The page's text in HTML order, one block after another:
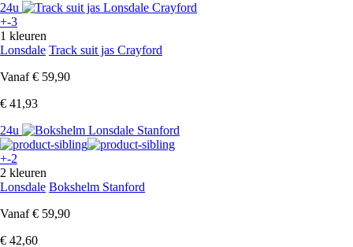
24u
+-3
1 kleuren
Lonsdale Track suit jas Crayford
Vanaf € 59,90
€ 41,93
24u
+-2
2 kleuren
Lonsdale Bokshelm Stanford
Vanaf € 59,90
€ 42,60